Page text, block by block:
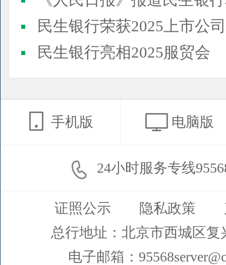
民生银行荣获2025上市公司董事会最佳实践案例、上市公
民生银行亮相2025服贸会
手机版 电脑版
24小时服务专线
证照公示 隐私政策
总行地址：北京市西城区复
电子邮箱：